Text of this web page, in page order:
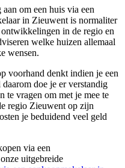
om een huis via een
in Zieuwent is normaliter
in de regio en
welke huizen allemaal
wensen.
voorhand denkt indien je een
doe je er verstandig
te vragen om met je mee te
regio Zieuwent op zijn
je beduidend veel geld
via een
uitgebreide